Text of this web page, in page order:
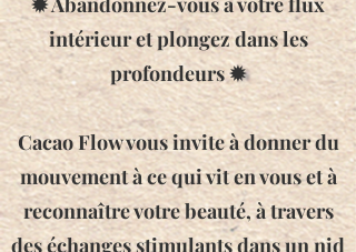
intérieur et plongez dans les
profondeurs ✹
Cacao Flow vous invite à donner du
mouvement à ce qui vit en vous et à
reconnaître votre beauté, à travers
des échanges stimulants dans un nid